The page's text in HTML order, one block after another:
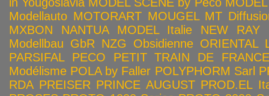
Modellauto MOTORART MOUGEL MT
MXBON
NANTUA MODEL Italie NEW RAY
Modellbau GbR NZG Obsidienne ORIENTAL
PARSIFAL
PECO
PETIT TRAIN DE FRANCE
Modélisme POLA by Faller POLYPHORM Sarl
RDA PREISER PRINCE AUGUST PROD.EL